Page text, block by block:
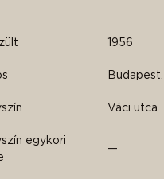
1956
Váci utca
egykori
—